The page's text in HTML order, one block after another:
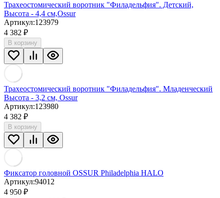
Трахеостомический воротник "Филадельфия". Детский,
Высота - 4,4 см,Ossur
Артикул:123979
4 382 ₽
В корзину
Трахеостомический воротник "Филадельфия". Младенческий
Высота - 3,2 см, Ossur
Артикул:123980
4 382 ₽
В корзину
Фиксатор головной OSSUR Philadelphia HALO
Артикул:94012
4 950 ₽